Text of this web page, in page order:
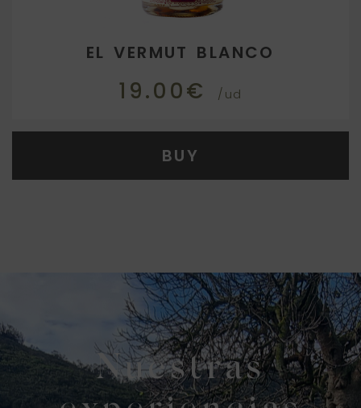
EL VERMUT BLANCO
19.00€ /ud
BUY
Nuestras